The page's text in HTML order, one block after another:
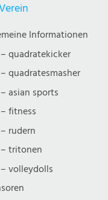
Informationen
quadratekicker
quadratesmasher
asian sports
fitness
rudern
tritonen
volleydolls